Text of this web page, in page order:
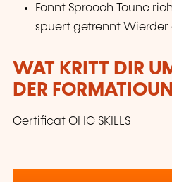
Fonnt Sprooch Toune
spuert getrennt
WAT KRITT DIR
DER
Certificat OHC SKILLS